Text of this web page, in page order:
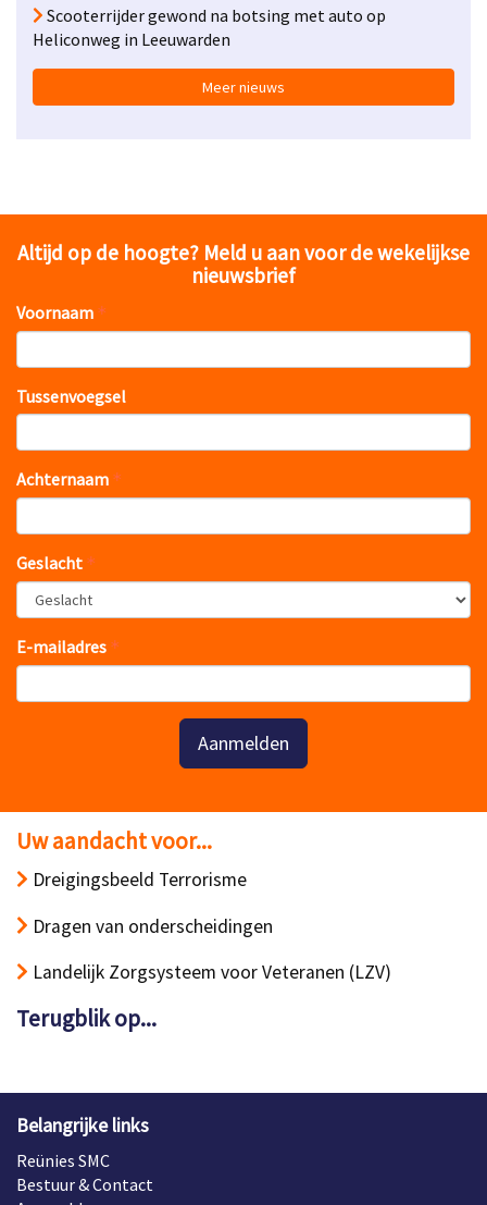
Scooterrijder gewond na botsing met auto op
Heliconweg in Leeuwarden
Meer nieuws
Altijd op de hoogte? Meld u aan voor de wekelijkse
nieuwsbrief
Voornaam
Tussenvoegsel
Achternaam
Geslacht
E-mailadres
Aanmelden
Uw aandacht voor...
Dreigingsbeeld Terrorisme
Dragen van onderscheidingen
Landelijk Zorgsysteem voor Veteranen (LZV)
Terugblik op...
Belangrijke links
Reünies SMC
Bestuur & Contact